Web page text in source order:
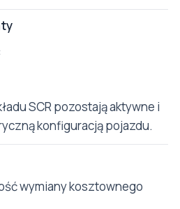
SCR pozostają aktywne i
konfiguracją pojazdu.
wymiany kosztownego